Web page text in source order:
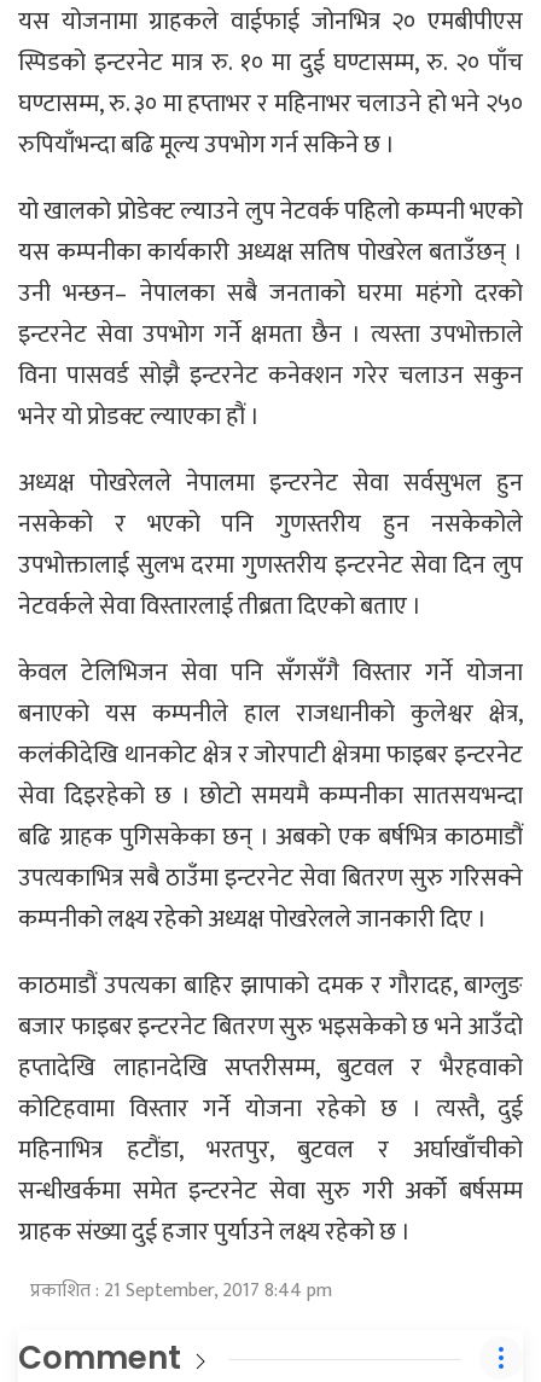
यस योजनामा ग्राहकले वाईफाई जोनभित्र २० एमबीपीएस
स्पिडको इन्टरनेट मात्र रु. १० मा दुई घण्टासम्म, रु. २० पाँच
घण्टासम्म, रु. ३० मा हप्ताभर र महिनाभर चलाउने हो भने २५०
रुपियाँभन्दा बढि मूल्य उपभोग गर्न सकिने छ ।
यो खालको प्रोडेक्ट ल्याउने लुप नेटवर्क पहिलो कम्पनी भएको
यस कम्पनीका कार्यकारी अध्यक्ष सतिष पोखरेल बताउँछन् ।
उनी भन्छन– नेपालका सबै जनताको घरमा महंगो दरको
इन्टरनेट सेवा उपभोग गर्ने क्षमता छैन । त्यस्ता उपभोक्ताले
विना पासवर्ड सोझै इन्टरनेट कनेक्शन गरेर चलाउन सकुन
भनेर यो प्रोडक्ट ल्याएका हौं ।
अध्यक्ष पोखरेलले नेपालमा इन्टरनेट सेवा सर्वसुभल हुन
नसकेको र भएको पनि गुणस्तरीय हुन नसकेकोले
उपभोक्तालाई सुलभ दरमा गुणस्तरीय इन्टरनेट सेवा दिन लुप
नेटवर्कले सेवा विस्तारलाई तीब्रता दिएको बताए ।
केवल टेलिभिजन सेवा पनि सँगसँगै विस्तार गर्ने योजना
बनाएको यस कम्पनीले हाल राजधानीको कुलेश्वर क्षेत्र,
कलंकीदेखि थानकोट क्षेत्र र जोरपाटी क्षेत्रमा फाइबर इन्टरनेट
सेवा दिइरहेको छ । छोटो समयमै कम्पनीका सातसयभन्दा
बढि ग्राहक पुगिसकेका छन् । अबको एक बर्षभित्र काठमाडौं
उपत्यकाभित्र सबै ठाउँमा इन्टरनेट सेवा बितरण सुरु गरिसक्ने
कम्पनीको लक्ष्य रहेको अध्यक्ष पोखरेलले जानकारी दिए ।
काठमाडौं उपत्यका बाहिर झापाको दमक र गौरादह, बाग्लुङ
बजार फाइबर इन्टरनेट बितरण सुरु भइसकेको छ भने आउँदो
हप्तादेखि लाहानदेखि सप्तरीसम्म, बुटवल र भैरहवाको
कोटिहवामा विस्तार गर्ने योजना रहेको छ । त्यस्तै, दुई
महिनाभित्र हटौंडा, भरतपुर, बुटवल र अर्घाखाँचीको
सन्धीखर्कमा समेत इन्टरनेट सेवा सुरु गरी अर्को बर्षसम्म
ग्राहक संख्या दुई हजार पुर्याउने लक्ष्य रहेको छ ।
प्रकाशित : 21 September, 2017 8:44 pm
Comment